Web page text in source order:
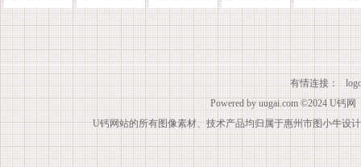
有情连接：
Powered by uugai.com ©2024 U钙网
U钙网站的所有图像素材、技术产品均归属于惠州市图小牛设